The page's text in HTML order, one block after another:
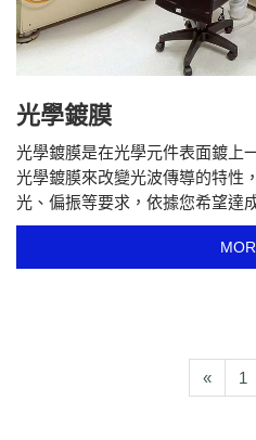
光學鍍膜
光學鍍膜是在光學元件表面鍍上
光學鍍膜來改變光波傳導的特性
光、偏振等要求，依據您希望達
« 1